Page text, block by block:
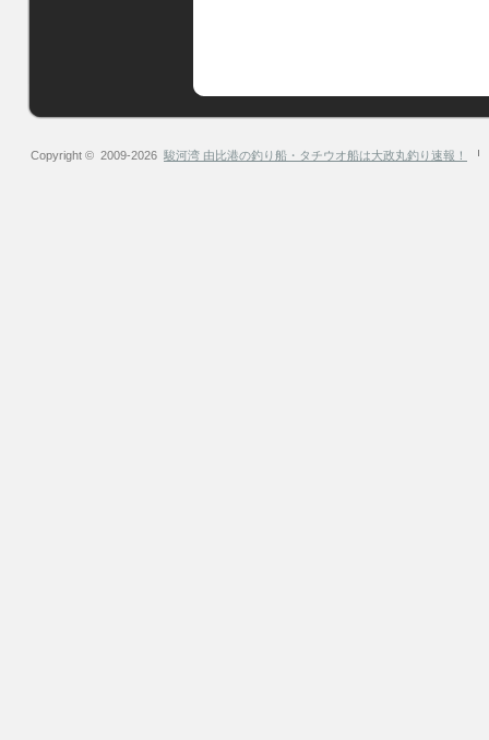
Copyright © 2009-2026 駿河湾 由比港の釣り船・タチウオ船は大政丸釣り速報！